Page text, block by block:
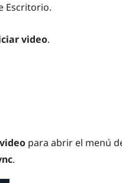
Escritorio.
video.
para abrir el menú
.